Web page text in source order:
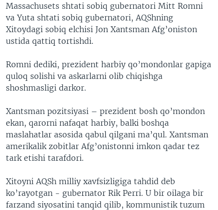
Massachusets shtati sobiq gubernatori Mitt Romni
va Yuta shtati sobiq gubernatori, AQShning
Xitoydagi sobiq elchisi Jon Xantsman Afg’oniston
ustida qattiq tortishdi.
Romni dediki, prezident harbiy qo’mondonlar gapiga
quloq solishi va askarlarni olib chiqishga
shoshmasligi darkor.
Xantsman pozitsiyasi – prezident bosh qo’mondon
ekan, qarorni nafaqat harbiy, balki boshqa
maslahatlar asosida qabul qilgani ma’qul. Xantsman
amerikalik zobitlar Afg’onistonni imkon qadar tez
tark etishi tarafdori.
Xitoyni AQSh milliy xavfsizligiga tahdid deb
ko’rayotgan - gubernator Rik Perri. U bir oilaga bir
farzand siyosatini tanqid qilib, kommunistik tuzum